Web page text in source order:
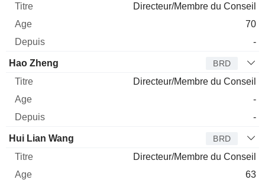
Directeur/Membre du Conseil
70
-
Hao Zheng BRD
Directeur/Membre du Conseil
-
-
Hui Lian Wang BRD
Directeur/Membre du Conseil
63